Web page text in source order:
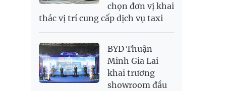
chọn đơn vị khai
thác vị trí cung cấp dịch vụ taxi
BYD Thuận
Minh Gia Lai
khai trương
showroom đầu